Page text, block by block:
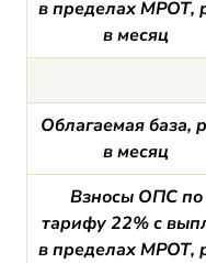
в пределах МРОТ,
в месяц
Облагаемая база,
в месяц
Взносы ОПС по
тарифу 22% с
в пределах МРОТ,